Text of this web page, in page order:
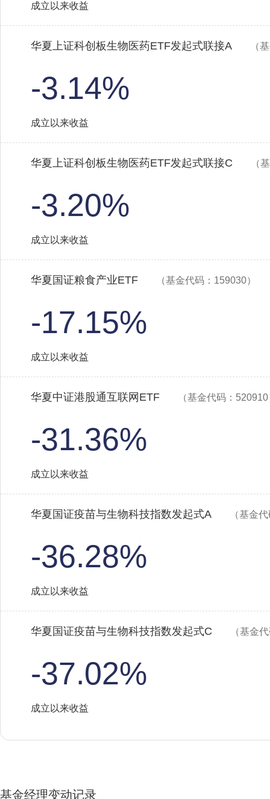
成立以来收益
华夏上证科创板生物医药ETF发起式联接A （
-3.14%
成立以来收益
华夏上证科创板生物医药ETF发起式联接C （
-3.20%
成立以来收益
华夏国证粮食产业ETF （基金代码：159030）
-17.15%
成立以来收益
华夏中证港股通互联网ETF （基金代码：
-31.36%
成立以来收益
华夏国证疫苗与生物科技指数发起式A （基金
-36.28%
成立以来收益
华夏国证疫苗与生物科技指数发起式C （基金
-37.02%
成立以来收益
基金经理变动记录